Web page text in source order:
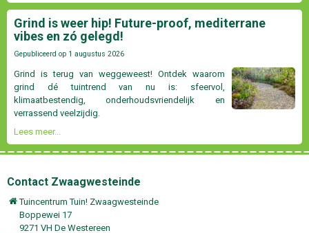
Grind is weer hip! Future-proof, mediterrane
vibes en zó gelegd!
Gepubliceerd op 1 augustus 2026
Grind is terug van weggeweest! Ontdek waarom
grind dé tuintrend van nu is: sfeervol,
klimaatbestendig, onderhoudsvriendelijk en
verrassend veelzijdig.
Lees meer...
Contact Zwaagwesteinde
Tuincentrum Tuin! Zwaagwesteinde
Boppewei 17
9271 VH De Westereen